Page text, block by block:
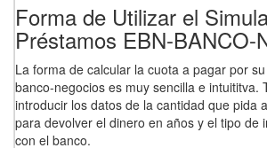
Forma de Utilizar el
Préstamos EBN-BANCO-
La forma de calcular la cuota a pagar por
banco-negocios es muy sencilla e intuititva.
introducir los datos de la cantidad que pida
para devolver el dinero en años y el tipo de
con el banco.